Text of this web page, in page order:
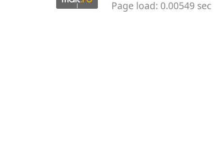
Page load: 0.00549 sec